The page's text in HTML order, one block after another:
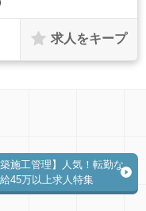
求人をキープ
築施工管理】人気！転勤な
45万以上求人特集